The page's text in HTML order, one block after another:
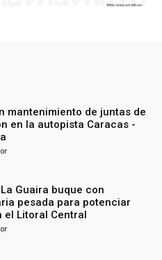
mantenimiento de juntas de
en la autopista Caracas -
Guaira buque con
pesada para potenciar
el Litoral Central